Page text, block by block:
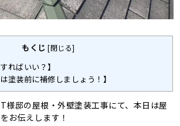
もくじ [閉じる]
ればいい？】
塗装前に補修しましょう！】
様邸の屋根・外壁塗装工事にて、本日は屋
お伝えします！